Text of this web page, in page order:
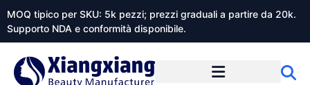
MOQ tipico per SKU: 5k pezzi; prezzi graduali a partire da 20k.
Supporto NDA e conformità disponibile.